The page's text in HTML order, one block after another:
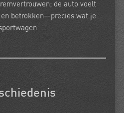
de auto voelt
betrokken—precies wat je